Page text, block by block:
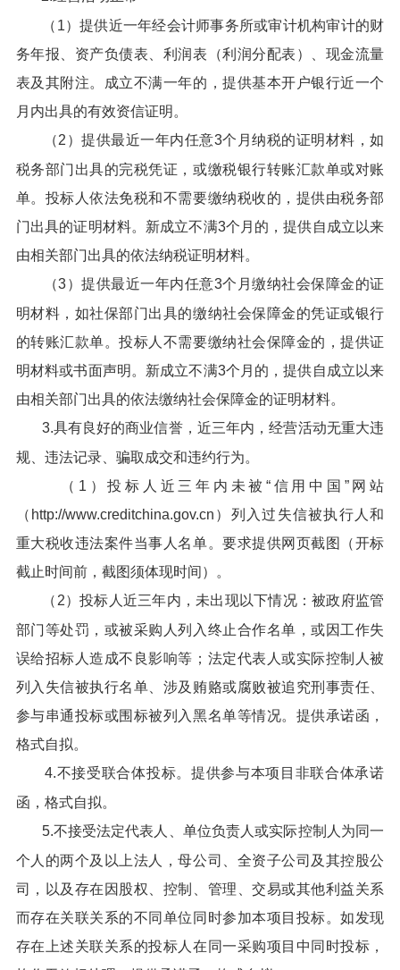
（1）提供近一年经会计师事务所或审计机构审计的财
务年报、资产负债表、利润表（利润分配表）、现金流量
表及其附注。成立不满一年的，提供基本开户银行近一个
月内出具的有效资信证明。
（2）提供最近一年内任意3个月纳税的证明材料，如
税务部门出具的完税凭证，或缴税银行转账汇款单或对账
单。投标人依法免税和不需要缴纳税收的，提供由税务部
门出具的证明材料。新成立不满3个月的，提供自成立以来
由相关部门出具的依法纳税证明材料。
（3）提供最近一年内任意3个月缴纳社会保障金的证
明材料，如社保部门出具的缴纳社会保障金的凭证或银行
的转账汇款单。投标人不需要缴纳社会保障金的，提供证
明材料或书面声明。新成立不满3个月的，提供自成立以来
由相关部门出具的依法缴纳社会保障金的证明材料。
3.具有良好的商业信誉，近三年内，经营活动无重大违
规、违法记录、骗取成交和违约行为。
（1）投标人近三年内未被“信用中国”网站
（http://www.creditchina.gov.cn）列入过失信被执行人和
重大税收违法案件当事人名单。要求提供网页截图（开标
截止时间前，截图须体现时间）。
（2）投标人近三年内，未出现以下情况：被政府监管
部门等处罚，或被采购人列入终止合作名单，或因工作失
误给招标人造成不良影响等；法定代表人或实际控制人被
列入失信被执行名单、涉及贿赂或腐败被追究刑事责任、
参与串通投标或围标被列入黑名单等情况。提供承诺函，
格式自拟。
4.不接受联合体投标。提供参与本项目非联合体承诺
函，格式自拟。
5.不接受法定代表人、单位负责人或实际控制人为同一
个人的两个及以上法人，母公司、全资子公司及其控股公
司，以及存在因股权、控制、管理、交易或其他利益关系
而存在关联关系的不同单位同时参加本项目投标。如发现
存在上述关联关系的投标人在同一采购项目中同时投标，